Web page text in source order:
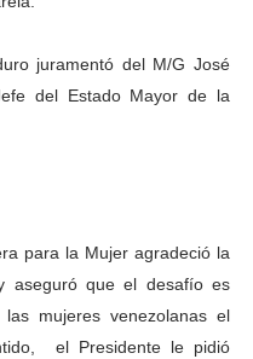
juramentó del M/G José
del Estado Mayor de la
para la Mujer agradeció la
aseguró que el desafío es
mujeres venezolanas el
el Presidente le pidió